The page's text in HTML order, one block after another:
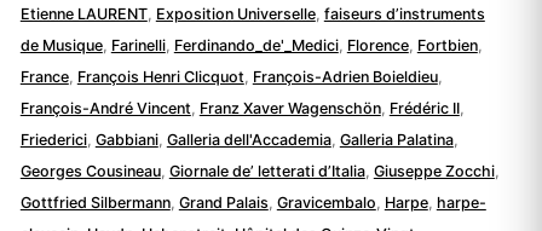
Etienne LAURENT, Exposition Universelle, faiseurs d’instruments
de Musique, Farinelli, Ferdinando_de'_Medici, Florence, Fortbien,
France, François Henri Clicquot François-Adrien Boieldieu,
François-André Vincent Franz Xaver Wagenschön, Frédéric II,
Friederici, Gabbiani, Galleria dell'Accademia, Galleria Palatina,
Georges Cousineau, Giornale de’ letterati d’Italia, Giuseppe Zocchi,
Gottfried Silbermann, Grand Palais Gravicembalo Harpe, harpe-